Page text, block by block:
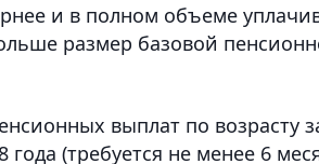
и в полном объеме
размер базовой
выплат по возрасту
(требуется не менее 6